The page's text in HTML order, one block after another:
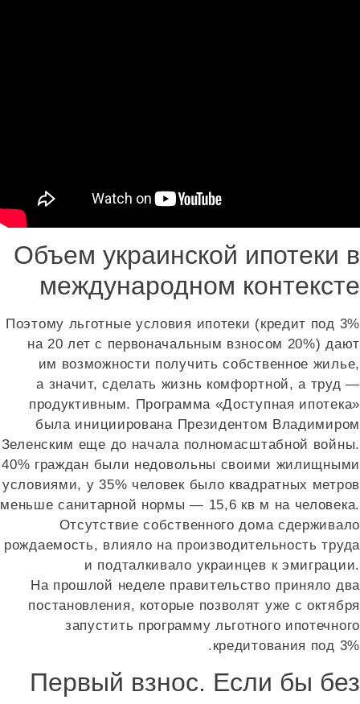
Объем украинской ипотеки в
международном контексте
Поэтому льготные условия ипотеки (кредит под 3%
на 20 лет с первоначальным взносом 20%) дают
им возможности получить собственное жилье,
а значит, сделать жизнь комфортной, а труд —
продуктивным. Программа «Доступная ипотека»
была инициирована Президентом Владимиром
Зеленским еще до начала полномасштабной войны.
40% граждан были недовольны своими жилищными
условиями, у 35% человек было квадратных метров
меньше санитарной нормы — 15,6 кв м на человека.
Отсутствие собственного дома сдерживало
рождаемость, влияло на производительность труда
и подталкивало украинцев к эмиграции.
На прошлой неделе правительство приняло два
постановления, которые позволят уже с октября
запустить программу льготного ипотечного
кредитования под 3%.
Первый взнос. Если бы без